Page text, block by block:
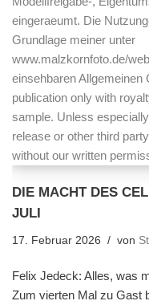
DIE MACHT DES
JULI
17. Februar 2026 von
Felix Jedeck: Alles, was
Zum vierten Mal zu Gast